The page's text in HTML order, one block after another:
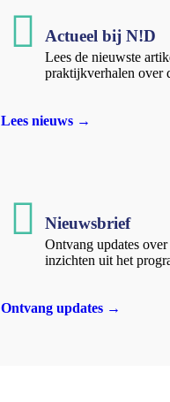
Actueel bij N!D
Lees de nieuwste
praktijkverhalen over
Lees nieuws →
Nieuwsbrief
Ontvang updates
inzichten uit het
Ontvang updates →